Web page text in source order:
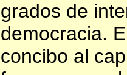
grados de
democracia.
concibo al